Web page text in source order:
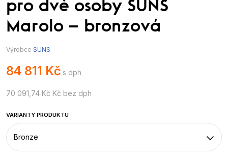
pro dvě osoby SUNS
Marolo – bronzová
Výrobce SUNS
84 811 Kč s dph
70 091,74 Kč Kč bez dph
VARIANTY PRODUKTU
Bronze